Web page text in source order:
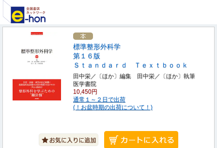
標準整形外科学
第１６版
Ｓｔａｎｄａｒｄ Ｔｅｘｔｂｏｏｋ
田中栄／〔ほか〕編集 田中栄／〔ほか〕執筆
医学書院
10,450円
通常１～２日で出荷
(！お盆時期の出荷について！)